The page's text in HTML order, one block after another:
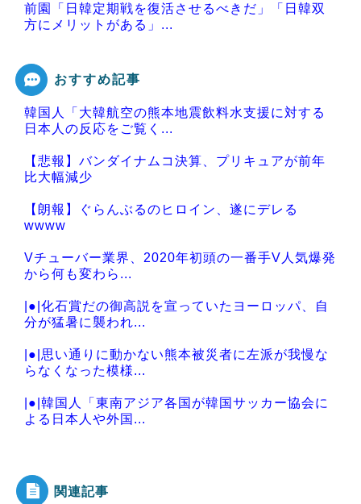
前園「日韓定期戦を復活させるべきだ」「日韓双
方にメリットがある」...
Powered by livedoor 相互RSS
おすすめ記事
韓国人「大韓航空の熊本地震飲料水支援に対する
日本人の反応をご覧く...
【悲報】バンダイナムコ決算、プリキュアが前年
比大幅減少
【朗報】ぐらんぶるのヒロイン、遂にデレる
wwww
Vチューバー業界、2020年初頭の一番手V人気爆発
から何も変わら...
|●|化石賞だの御高説を宣っていたヨーロッパ、自
分が猛暑に襲われ...
|●|思い通りに動かない熊本被災者に左派が我慢な
らなくなった模様...
|●|韓国人「東南アジア各国が韓国サッカー協会に
よる日本人や外国...
関連記事